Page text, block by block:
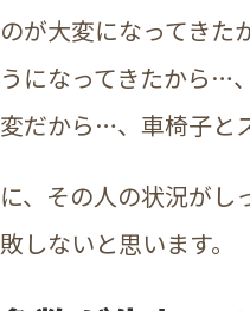
が大変になってきた
になってきたから…
だから…、車椅子と
、その人の状況がし
しないと思います。